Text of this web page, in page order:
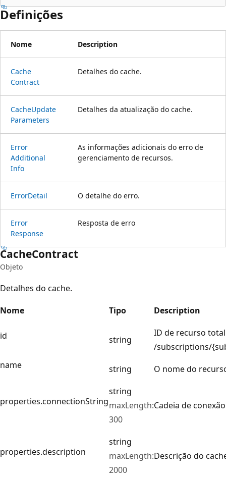
Definições
Nome Description
Cache
Contract
Detalhes do cache.
CacheUpdate
Parameters
Detalhes da atualização do cache.
Error
Additional
Info
As informações adicionais do erro de
gerenciamento de recursos.
ErrorDetail O detalhe do erro.
Error
Response
Resposta de erro
CacheContract
Objeto
Detalhes do cache.
Nome
Tipo Description
id string
ID de recurso
/subscriptions/
name
string O nome do
properties.connectionString
string
maxLength:
300
Cadeia de
properties.description
string
maxLength:
2000
Descrição do